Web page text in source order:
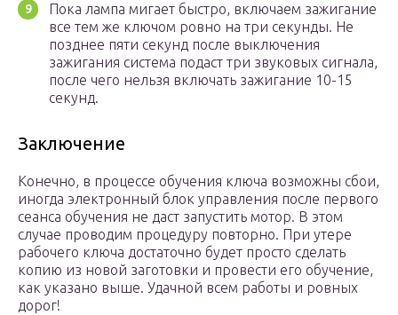
Пока лампа мигает быстро, включаем зажигание
все тем же ключом ровно на три секунды. Не
позднее пяти секунд после выключения
зажигания система подаст три звуковых сигнала,
после чего нельзя включать зажигание 10-15
секунд.
Заключение
Конечно, в процессе обучения ключа возможны сбои,
иногда электронный блок управления после первого
сеанса обучения не даст запустить мотор. В этом
случае проводим процедуру повторно. При утере
рабочего ключа достаточно будет просто сделать
копию из новой заготовки и провести его обучение,
как указано выше. Удачной всем работы и ровных
дорог!